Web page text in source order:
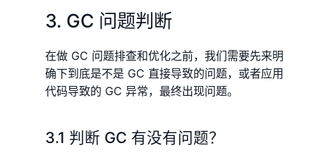
3. GC 问题判断
在做 GC 问题排查和优化之前，我们需要先来明
确下到底是不是 GC 直接导致的问题，或者应用
代码导致的 GC 异常，最终出现问题。
3.1 判断 GC 有没有问题？